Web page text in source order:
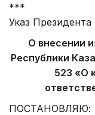
***
Указ Президента
О внесении
Республики
523 «О
ПОСТАНОВЛЯЮ: